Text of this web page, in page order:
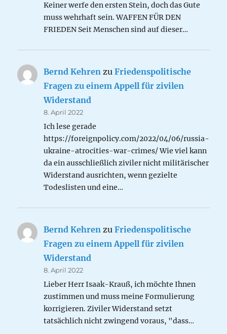
Keiner werfe den ersten Stein, doch das Gute
muss wehrhaft sein. WAFFEN FÜR DEN
FRIEDEN Seit Menschen sind auf dieser…
Bernd Kehren zuFriedenspolitische
Fragen zu einem Appell für zivilen
Widerstand
8. April 2022
Ich lese gerade
https://foreignpolicy.com/2022/04/06/russia-
ukraine-atrocities-war-crimes/ Wie viel kann
da ein ausschließlich ziviler nicht militärischer
Widerstand ausrichten, wenn gezielte
Todeslisten und eine…
Bernd Kehren zuFriedenspolitische
Fragen zu einem Appell für zivilen
Widerstand
8. April 2022
Lieber Herr Isaak-Krauß, ich möchte Ihnen
zustimmen und muss meine Formulierung
korrigieren. Ziviler Widerstand setzt
tatsächlich nicht zwingend voraus, "dass…